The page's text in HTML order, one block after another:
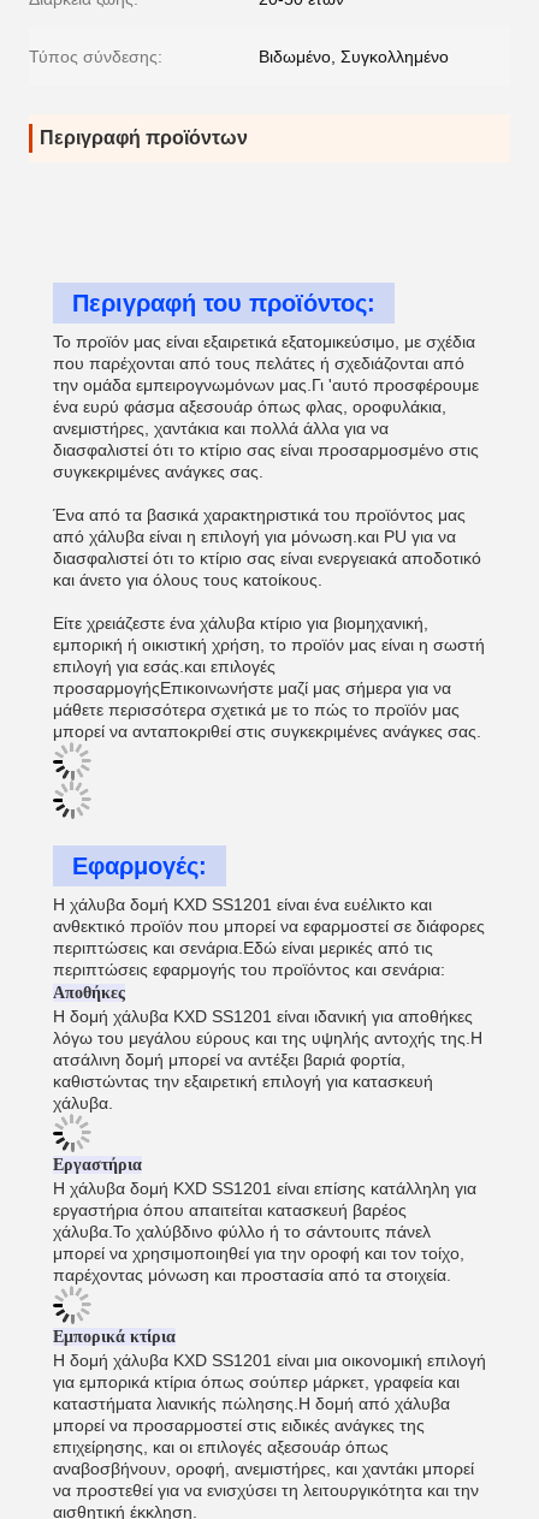
Τύπος σύνδεσης: Βιδωμένο, Συγκολλημένο
Περιγραφή προϊόντων
Περιγραφή του προϊόντος:
Το προϊόν μας είναι εξαιρετικά εξατομικεύσιμο, με σχέδια
που παρέχονται από τους πελάτες ή σχεδιάζονται από
την ομάδα εμπειρογνωμόνων μας.Γι 'αυτό προσφέρουμε
ένα ευρύ φάσμα αξεσουάρ όπως φλας, οροφυλάκια,
ανεμιστήρες, χαντάκια και πολλά άλλα για να
διασφαλιστεί ότι το κτίριο σας είναι προσαρμοσμένο στις
συγκεκριμένες ανάγκες σας.
Ένα από τα βασικά χαρακτηριστικά του προϊόντος μας
από χάλυβα είναι η επιλογή για μόνωση.και PU για να
διασφαλιστεί ότι το κτίριο σας είναι ενεργειακά αποδοτικό
και άνετο για όλους τους κατοίκους.
Είτε χρειάζεστε ένα χάλυβα κτίριο για βιομηχανική,
εμπορική ή οικιστική χρήση, το προϊόν μας είναι η σωστή
επιλογή για εσάς.και επιλογές
προσαρμογήςΕπικοινωνήστε μαζί μας σήμερα για να
μάθετε περισσότερα σχετικά με το πώς το προϊόν μας
μπορεί να ανταποκριθεί στις συγκεκριμένες ανάγκες σας.
Εφαρμογές:
Η χάλυβα δομή KXD SS1201 είναι ένα ευέλικτο και
ανθεκτικό προϊόν που μπορεί να εφαρμοστεί σε διάφορες
περιπτώσεις και σενάρια.Εδώ είναι μερικές από τις
περιπτώσεις εφαρμογής του προϊόντος και σενάρια:
Αποθήκες
Η δομή χάλυβα KXD SS1201 είναι ιδανική για αποθήκες
λόγω του μεγάλου εύρους και της υψηλής αντοχής της.Η
ατσάλινη δομή μπορεί να αντέξει βαριά φορτία,
καθιστώντας την εξαιρετική επιλογή για κατασκευή
χάλυβα.
Εργαστήρια
Η χάλυβα δομή KXD SS1201 είναι επίσης κατάλληλη για
εργαστήρια όπου απαιτείται κατασκευή βαρέος
χάλυβα.Το χαλύβδινο φύλλο ή το σάντουιτς πάνελ
μπορεί να χρησιμοποιηθεί για την οροφή και τον τοίχο,
παρέχοντας μόνωση και προστασία από τα στοιχεία.
Εμπορικά κτίρια
Η δομή χάλυβα KXD SS1201 είναι μια οικονομική επιλογή
για εμπορικά κτίρια όπως σούπερ μάρκετ, γραφεία και
καταστήματα λιανικής πώλησης.Η δομή από χάλυβα
μπορεί να προσαρμοστεί στις ειδικές ανάγκες της
επιχείρησης, και οι επιλογές αξεσουάρ όπως
αναβοσβήνουν, οροφή, ανεμιστήρες, και χαντάκι μπορεί
να προστεθεί για να ενισχύσει τη λειτουργικότητα και την
αισθητική έκκληση.